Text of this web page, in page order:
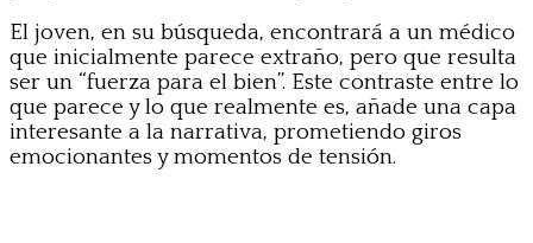
El joven, en su búsqueda, encontrará a un médico
que inicialmente parece extraño, pero que resulta
ser un “fuerza para el bien”. Este contraste entre lo
que parece y lo que realmente es, añade una capa
interesante a la narrativa, prometiendo giros
emocionantes y momentos de tensión.